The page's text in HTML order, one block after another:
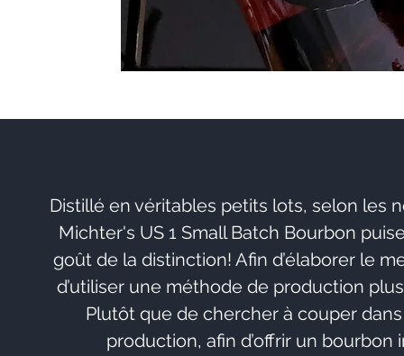
Distillé en véritables petits lots, selon les
Michter's US 1 Small Batch Bourbon
goût de la distinction! Afin d’élaborer le
d’utiliser une méthode de production
Plutôt que de chercher à couper
production, afin d’offrir un